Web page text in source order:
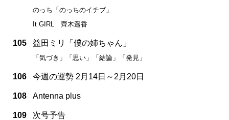
のっち「のっちのイチブ」
It GIRL 齊木遥香
105 益田ミリ「僕の姉ちゃん」
「気づき」「思い」「結論」「発見」
106 今週の運勢 2月14日～2月20日
108 Antenna plus
109 次号予告